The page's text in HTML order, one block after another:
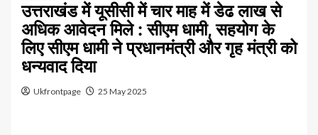
उत्तराखंड में यूसीसी में चार माह में डेढ लाख से
अधिक आवेदन मिले : सीएम धामी, सहयोग के
लिए सीएम धामी ने प्रधानमंत्री और गृह मंत्री को
धन्यवाद दिया
Ukfrontpage 25 May 2025